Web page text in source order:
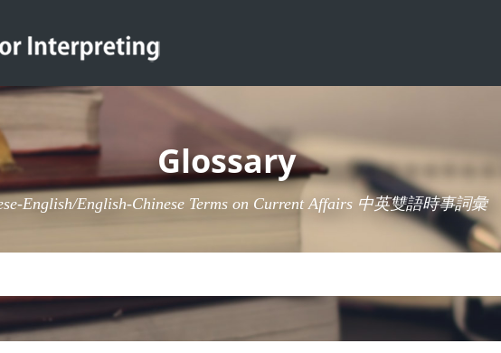
Glossary
English/English-Chinese Terms on Current Affairs 中英雙語時事詞彙